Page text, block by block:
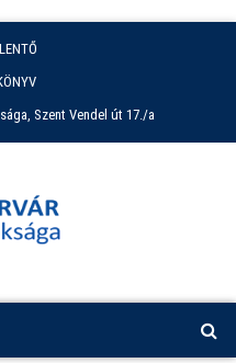
Szent Vendel út 17./a